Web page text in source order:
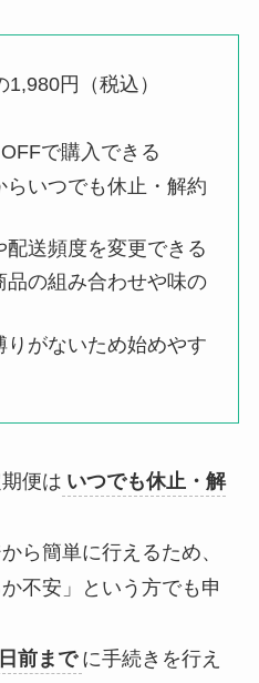
円（税込）
で購入できる
らいつでも休止・解約
配送頻度を変更できる
品の組み合わせや味の
りがないため始めやす
便は いつでも休止・解
ら簡単に行えるため、
不安」という方でも申
前まで に手続きを行え